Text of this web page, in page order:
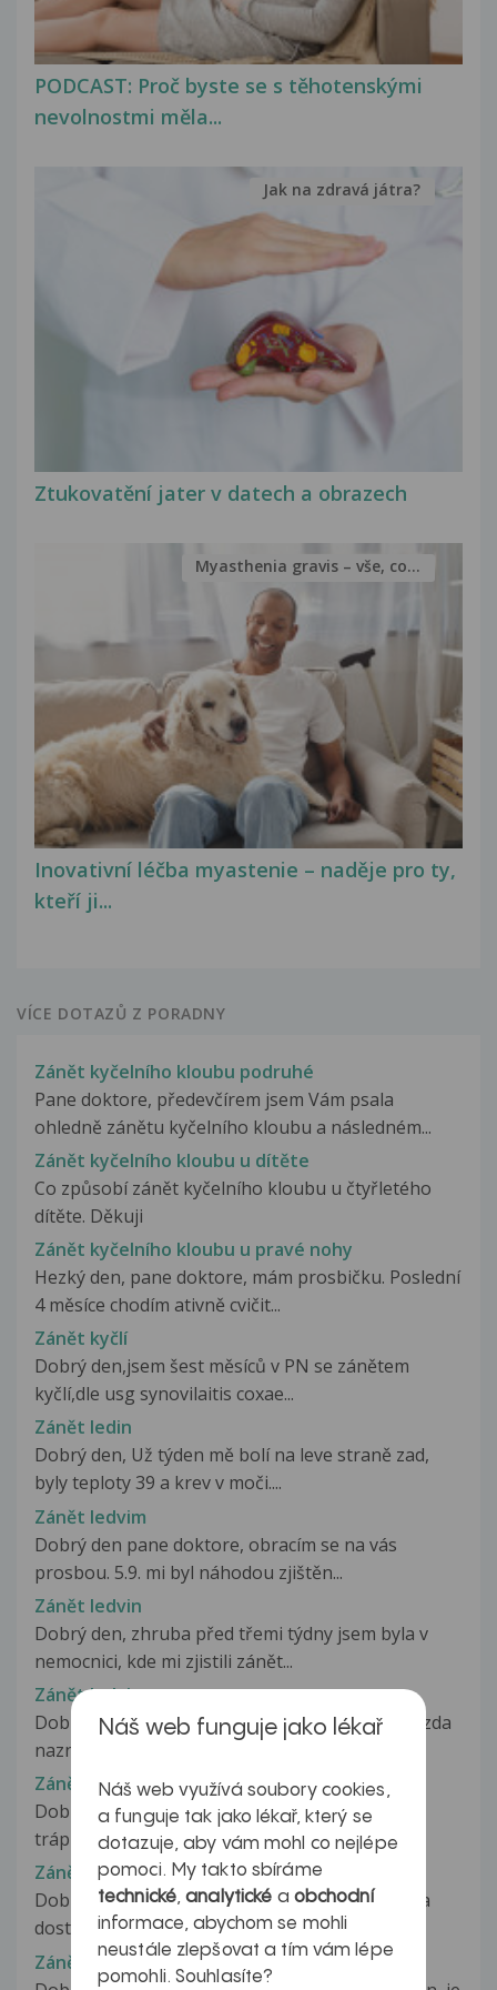
PODCAST: Proč byste se s těhotenskými
nevolnostmi měla...
Ztukovatění jater v datech a obrazech
Jak na zdravá játra?
Inovativní léčba myastenie – naděje pro ty,
kteří ji...
Myasthenia gravis – vše, co...
VÍCE DOTAZŮ Z PORADNY
Zánět kyčelního kloubu podruhé
Pane doktore, předevčírem jsem Vám psala
ohledně zánětu kyčelního kloubu a následném...
Zánět kyčelního kloubu u dítěte
Co způsobí zánět kyčelního kloubu u čtyřletého
dítěte. Děkuji
Zánět kyčelního kloubu u pravé nohy
Hezký den, pane doktore, mám prosbičku. Poslední
4 měsíce chodím ativně cvičit...
Zánět kyčlí
Dobrý den,jsem šest měsíců v PN se zánětem
kyčlí,dle usg synovilaitis coxae...
Zánět ledin
Dobrý den, Už týden mě bolí na leve straně zad,
byly teploty 39 a krev v moči....
Zánět ledvim
Dobrý den pane doktore, obracím se na vás
prosbou. 5.9. mi byl náhodou zjištěn...
Zánět ledvin
Dobrý den, zhruba před třemi týdny jsem byla v
nemocnici, kde mi zjistili zánět...
Zánět ledvin
Dobrý den pane doktore,chtěla bych se zeptat,zda
naznaný zánět ledvin může mít...
Zánět ledvin
Dobrý den, od předminulého čtvrtku mě začal
trápit močový měchýř (letos jsem...
Zánět ledvin
Dobrý den, chtěl bych se zde zeptat, jsem muž a
dostal jsem antibiotika na...
Zánět ledvin
Náš web funguje jako lékař
Náš web využívá soubory cookies,
a funguje tak jako lékař, který se
dotazuje, aby vám mohl co nejlépe
pomoci. My takto sbíráme
technické,analytické a obchodní
informace, abychom se mohli
neustále zlepšovat a tím vám lépe
pomohli. Souhlasíte?